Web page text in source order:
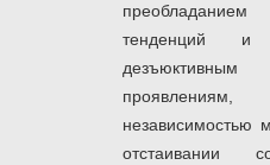
тенденций и
независимостью
отстаивании